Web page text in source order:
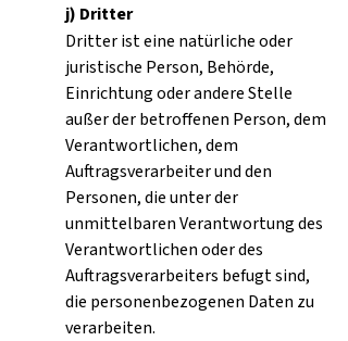
j) Dritter
Dritter ist eine natürliche oder
juristische Person, Behörde,
Einrichtung oder andere Stelle
außer der betroffenen Person, dem
Verantwortlichen, dem
Auftragsverarbeiter und den
Personen, die unter der
unmittelbaren Verantwortung des
Verantwortlichen oder des
Auftragsverarbeiters befugt sind,
die personenbezogenen Daten zu
verarbeiten.